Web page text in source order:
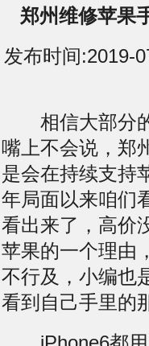
郑州维修苹果
发布时间:2019-
相信大部分的
嘴上不会说，郑
是会在持续支持
年局面以来咱们
看出来了，高价
苹果的一个理由
不行及，小编也
看到自己手里的